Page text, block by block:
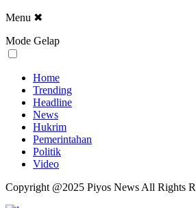
Menu ✖
Mode Gelap
Home
Trending
Headline
News
Hukrim
Pemerintahan
Politik
Video
Copyright @2025 Piyos News All Rights